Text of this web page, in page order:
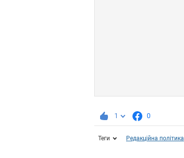
1 0
Теги Редакційна політика